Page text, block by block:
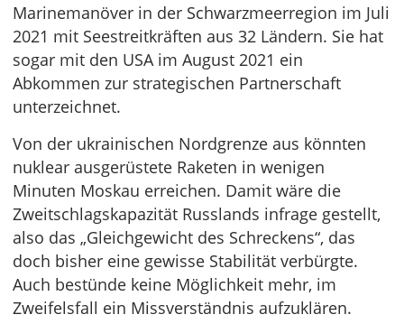
Marinemanöver in der Schwarzmeerregion im Juli
2021 mit Seestreitkräften aus 32 Ländern. Sie hat
sogar mit den USA im August 2021 ein
Abkommen zur strategischen Partnerschaft
unterzeichnet.
Von der ukrainischen Nordgrenze aus könnten
nuklear ausgerüstete Raketen in wenigen
Minuten Moskau erreichen. Damit wäre die
Zweitschlagskapazität Russlands infrage gestellt,
also das „Gleichgewicht des Schreckens“, das
doch bisher eine gewisse Stabilität verbürgte.
Auch bestünde keine Möglichkeit mehr, im
Zweifelsfall ein Missverständnis aufzuklären.